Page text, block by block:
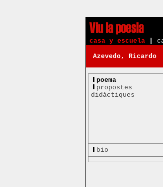
casa y escuela
Azevedo, Ricardo
poema
propostes
didàctiques
bio